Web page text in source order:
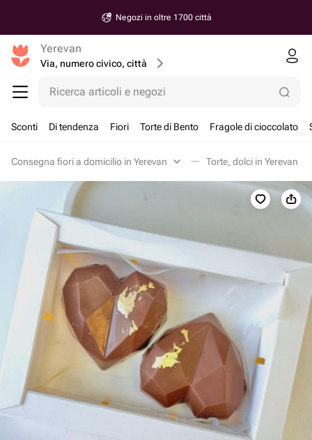
Negozi in oltre 1700 città
Yerevan
Via, numero civico, città
Ricerca articoli e negozi
Sconti Di tendenza Fiori Torte di Bento Fragole di cioccolato
Consegna fiori a domicilio in Yerevan Torte, dolci in Yerevan